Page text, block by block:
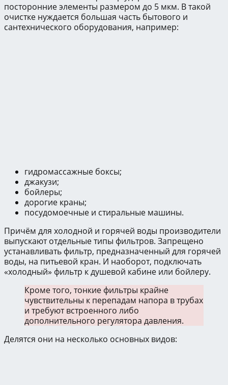
посторонние элементы размером до 5 мкм. В такой
очистке нуждается большая часть бытового и
сантехнического оборудования, например:
гидромассажные боксы;
джакузи;
бойлеры;
дорогие краны;
посудомоечные и стиральные машины.
Причём для холодной и горячей воды производители
выпускают отдельные типы фильтров. Запрещено
устанавливать фильтр, предназначенный для горячей
воды, на питьевой кран. И наоборот, подключать
«холодный» фильтр к душевой кабине или бойлеру.
Кроме того, тонкие фильтры крайне
чувствительны к перепадам напора в трубах
и требуют встроенного либо
дополнительного регулятора давления.
Делятся они на несколько основных видов: